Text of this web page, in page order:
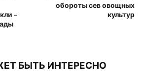
–
обороты сев овощных
культур
БЫТЬ ИНТЕРЕСНО